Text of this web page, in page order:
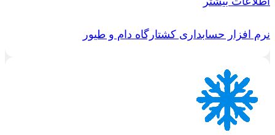
نرم افزار حسابداری کشتارگاه دام و طیور